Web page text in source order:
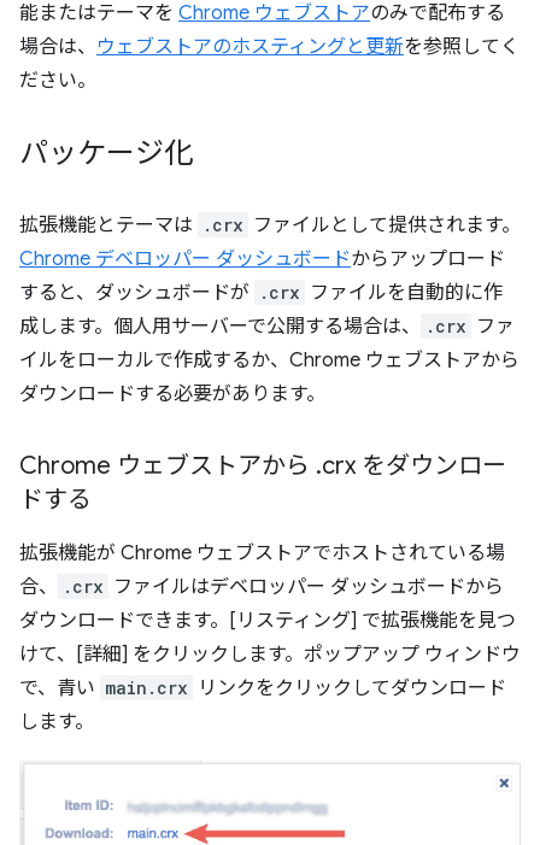
能またはテーマを Chrome ウェブストアのみで配布する
場合は、 ウェブストアのホスティングと更新を参照してく
ださい。
パッケージ化
拡張機能とテーマは .crx ファイルとして提供されます。
Chrome デベロッパー ダッシュボードからアップロード
すると、ダッシュボードが
.crx ファイルを自動的に作
成します。個人用サーバーで公開する場合は、
.crx ファ
イルをローカルで作成するか、Chrome ウェブストアから
ダウンロードする必要があります。
Chrome ウェブストアから .crx をダウンロー
ドする
拡張機能が Chrome ウェブストアでホストされている場
合、
.crx ファイルはデベロッパー ダッシュボードから
ダウンロードできます。[リスティング] で拡張機能を見つ
けて、[詳細] をクリックします。ポップアップ ウィンドウ
で、青い main.crx
リンクをクリックしてダウンロード
します。